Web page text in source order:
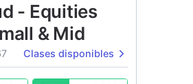
- Equities
& Mid
Clases disponibles